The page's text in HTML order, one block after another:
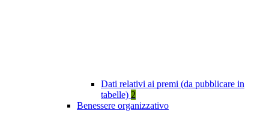
Dati relativi ai premi (da pubblicare in
tabelle) 2
Benessere organizzativo